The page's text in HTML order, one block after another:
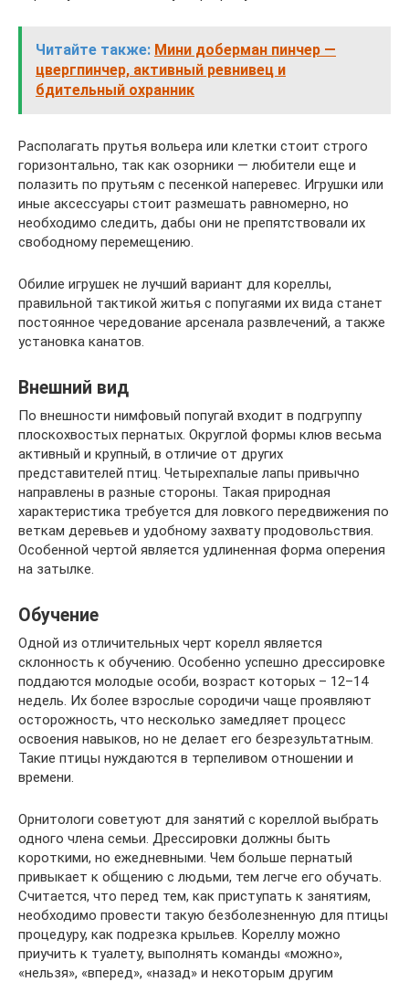
Читайте также: Мини доберман пинчер —
цвергпинчер, активный ревнивец и
бдительный охранник
Располагать прутья вольера или клетки стоит строго
горизонтально, так как озорники — любители еще и
полазить по прутьям с песенкой наперевес. Игрушки или
иные аксессуары стоит размешать равномерно, но
необходимо следить, дабы они не препятствовали их
свободному перемещению.
Обилие игрушек не лучший вариант для кореллы,
правильной тактикой житья с попугаями их вида станет
постоянное чередование арсенала развлечений, а также
установка канатов.
Внешний вид
По внешности нимфовый попугай входит в подгруппу
плоскохвостых пернатых. Округлой формы клюв весьма
активный и крупный, в отличие от других
представителей птиц. Четырехпалые лапы привычно
направлены в разные стороны. Такая природная
характеристика требуется для ловкого передвижения по
веткам деревьев и удобному захвату продовольствия.
Особенной чертой является удлиненная форма оперения
на затылке.
Обучение
Одной из отличительных черт корелл является
склонность к обучению. Особенно успешно дрессировке
поддаются молодые особи, возраст которых – 12–14
недель. Их более взрослые сородичи чаще проявляют
осторожность, что несколько замедляет процесс
освоения навыков, но не делает его безрезультатным.
Такие птицы нуждаются в терпеливом отношении и
времени.
Орнитологи советуют для занятий с кореллой выбрать
одного члена семьи. Дрессировки должны быть
короткими, но ежедневными. Чем больше пернатый
привыкает к общению с людьми, тем легче его обучать.
Считается, что перед тем, как приступать к занятиям,
необходимо провести такую безболезненную для птицы
процедуру, как подрезка крыльев. Кореллу можно
приучить к туалету, выполнять команды «можно»,
«нельзя», «вперед», «назад» и некоторым другим